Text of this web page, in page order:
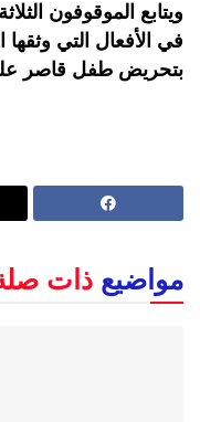
ويتابع الموقوفون
في الأفعال التي وثقها
بتحريض طفل قاصر
مواضيع ذات